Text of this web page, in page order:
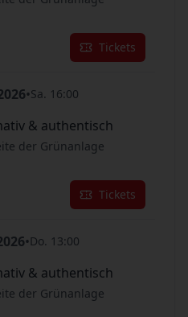
Tickets
•Sa. 16:00
& authentisch
der Grünanlage
Tickets
•Do. 13:00
& authentisch
der Grünanlage